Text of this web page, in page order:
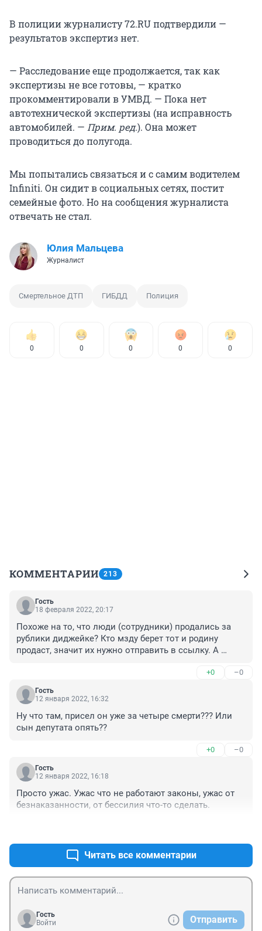
В полиции журналисту 72.RU подтвердили —
результатов экспертиз нет.
— Расследование еще продолжается, так как
экспертизы не все готовы, — кратко
прокомментировали в УМВД. — Пока нет
автотехнической экспертизы (на исправность
автомобилей. — Прим. ред.). Она может
проводиться до полугода.
Мы попытались связаться и с самим водителем
Infiniti. Он сидит в социальных сетях, постит
семейные фото. Но на сообщения журналиста
отвечать не стал.
Юлия Мальцева
Журналист
Смертельное ДТП ГИБДД Полиция
0 0 0 0 0
КОММЕНТАРИИ 213
Гость
18 февраля 2022, 20:17
Похоже на то, что люди (сотрудники) продались за
рублики диджейке? Кто мзду берет тот и родину
продаст, значит их нужно отправить в ссылку. А
+0 –0
Гость
12 января 2022, 16:32
Ну что там, присел он уже за четыре смерти??? Или
сын депутата опять??
+0 –0
Гость
12 января 2022, 16:18
Просто ужас. Ужас что не работают законы, ужас от
безнаказанности, от бессилия что-то сделать.
Читать все комментарии
Гость
Войти
Отправить